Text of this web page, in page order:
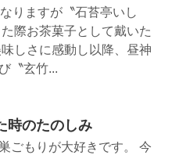
りますが〝石苔亭いし
際お茶菓子として戴いた
しさに感動し以降、昼神
〝玄竹...
時のたのしみ
ごもりが大好きです。 今